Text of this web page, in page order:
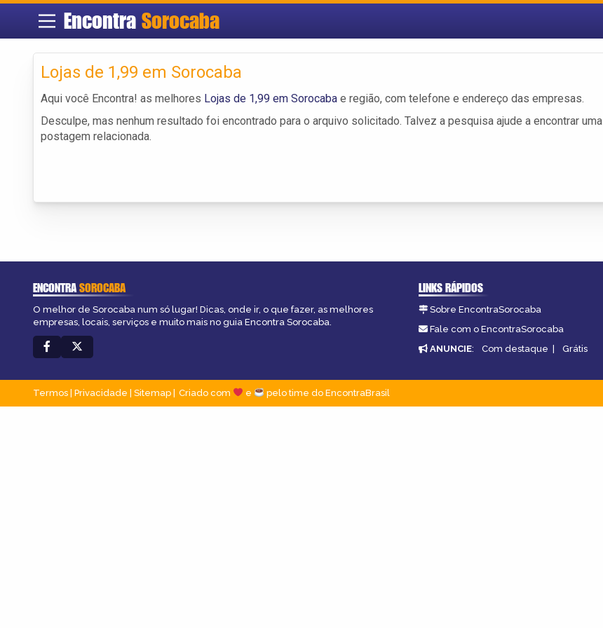
Encontra Sorocaba
Lojas de 1,99 em Sorocaba
Aqui você Encontra! as melhores Lojas de 1,99 em Sorocaba e região, com telefone e endereço das empresas.
Desculpe, mas nenhum resultado foi encontrado para o arquivo solicitado. Talvez a pesquisa ajude a encontrar uma
postagem relacionada.
ENCONTRASOROCABA
O melhor de Sorocaba num só lugar! Dicas, onde ir, o que fazer, as melhores
empresas, locais, serviços e muito mais no guia Encontra Sorocaba.
LINKS RÁPIDOS
Sobre EncontraSorocaba
Fale com o EncontraSorocaba
ANUNCIE: Com destaque | Grátis
Termos | Privacidade | Sitemap Criado com e pelo time do EncontraBrasil